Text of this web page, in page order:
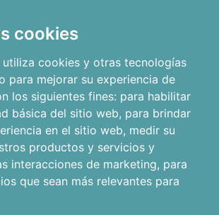
cookies
cookies y otras tecnologías
para mejorar su experiencia de
los siguientes fines: para habilitar
básica del sitio web, para brindar
en el sitio web, medir su
productos y servicios y
interacciones de marketing, para
que sean más relevantes para